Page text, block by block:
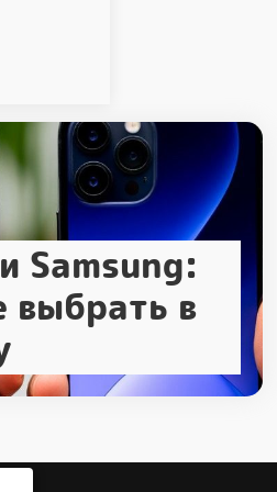
Samsung:
выбрать в